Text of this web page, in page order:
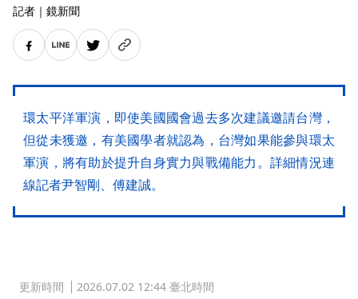
記者 ｜ 鏡新聞
環太平洋軍演，即使美國國會過去多次建議邀請台灣，
但從未獲邀，有美國學者就認為，台灣如果能參與環太
軍演，將有助於提升自身實力與戰備能力。詳細情況連
線記者尹智剛、傅建誠。
更新時間 2026.07.02 12:44 臺北時間